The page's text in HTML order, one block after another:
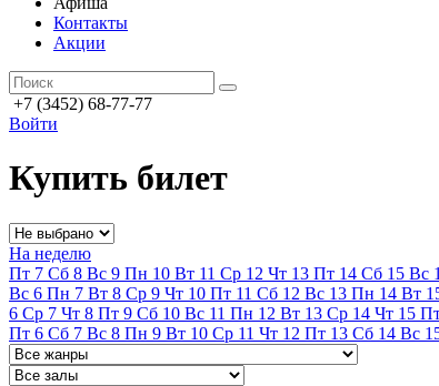
Контакты
Акции
+7 (3452) 68-77-77
Войти
Купить билет
На неделю
Пт 7 Сб 8 Вс 9 Пн 10 Вт 11 Ср 12 Чт 13 Пт 14 Сб 15 Вс
Вс 6 Пн 7 Вт 8 Ср 9 Чт 10 Пт 11 Сб 12 Вс 13 Пн 14 Вт
6 Ср 7 Чт 8 Пт 9 Сб 10 Вс 11 Пн 12 Вт 13 Ср 14 Чт 15
Пт 6 Сб 7 Вс 8 Пн 9 Вт 10 Ср 11 Чт 12 Пт 13 Сб 14 Вс